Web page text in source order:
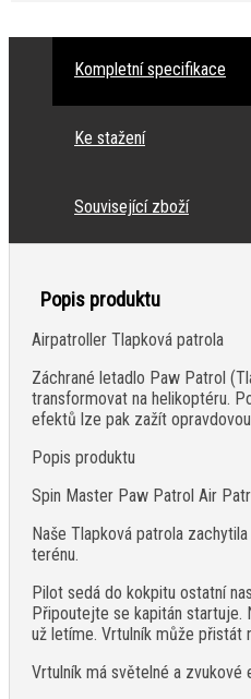
Kompletní specifikace
Ke stažení
Související zboží
Popis produktu
Airpatroller Tlapková patrola
Záchrané letadlo Paw Patrol
transformovat na helikoptéru.
efektů lze pak zažít
Popis produktu
Spin Master Paw Patrol Air
Naše Tlapková patrola
terénu.
Pilot sedá do kokpitu ostatní
Připoutejte se kapitán startuje.
už letíme. Vrtulník může přistát
Vrtulník má světelné a zvukové